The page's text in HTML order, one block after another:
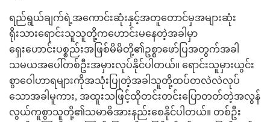
ရည်ရွယ်ချက်ရဲ့အကောင်းဆုံးနှင့်အတူတောင်မှအများဆုံး
ရိုးသားရောင်းသူသူတို့ကဟောင်းမနေတဲ့အခါမှာ
ရှေးဟောင်းပစ္စည်းအဖြစ်မိမိတို့၏ဥစ္စာဖော်ပြအတွက်အခါ
သမယအပေါ်တစ်ဦးအမှားလုပ်နိုင်ပါတယ်။ ရောင်းသူမှားယွင်း
စွာဝေါဟာရများကိုအသုံးပြုတဲ့အခါသူတို့ထပ်တလဲလဲလုပ်
သောအခါမူကား, အထူးသဖြင့်ထိုတင်းတင်းပြောတတ်တဲ့အလွန်
လွယ်ကူစွာသူတို့၏သမာဓိအားနည်းစေနိုင်ပါတယ်။ တစ်ဦး